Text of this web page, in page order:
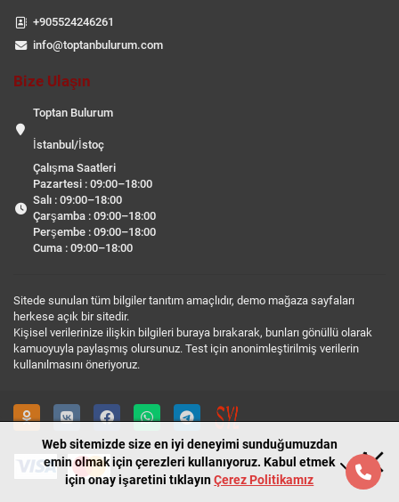
+905524246261
info@toptanbulurum.com
Bize Ulaşın
Toptan Bulurum
İstanbul/İstoç
Çalışma Saatleri
Pazartesi : 09:00–18:00
Salı : 09:00–18:00
Çarşamba : 09:00–18:00
Perşembe : 09:00–18:00
Cuma : 09:00–18:00
Sitede sunulan tüm bilgiler tanıtım amaçlıdır, demo mağaza sayfaları
herkese açık bir sitedir.
Kişisel verilerinize ilişkin bilgileri buraya bırakarak, bunları gönüllü olarak
kamuoyuyla paylaşmış olursunuz. Test için anonimleştirilmiş verilerin
kullanılmasını öneriyoruz.
Web sitemizde size en iyi deneyimi sunduğumuzdan
emin olmak için çerezleri kullanıyoruz. Kabul etmek
için onay işaretini tıklayınÇerez Politikamız